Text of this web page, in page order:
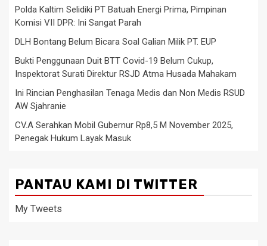
Polda Kaltim Selidiki PT Batuah Energi Prima, Pimpinan
Komisi VII DPR: Ini Sangat Parah
DLH Bontang Belum Bicara Soal Galian Milik PT. EUP
Bukti Penggunaan Duit BTT Covid-19 Belum Cukup,
Inspektorat Surati Direktur RSJD Atma Husada Mahakam
Ini Rincian Penghasilan Tenaga Medis dan Non Medis RSUD
AW Sjahranie
CV.A Serahkan Mobil Gubernur Rp8,5 M November 2025,
Penegak Hukum Layak Masuk
PANTAU KAMI DI TWITTER
My Tweets